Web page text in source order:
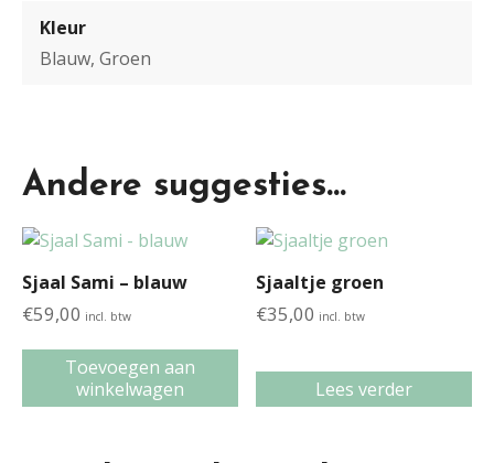
Kleur
Blauw, Groen
Andere suggesties…
Sjaal Sami – blauw
€59,00 incl. btw
Toevoegen aan
winkelwagen
Sjaaltje groen
€35,00 incl. btw
Lees verder